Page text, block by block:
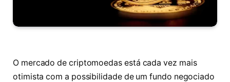
O mercado de criptomoedas está cada vez mais
otimista com a possibilidade de um fundo negociado